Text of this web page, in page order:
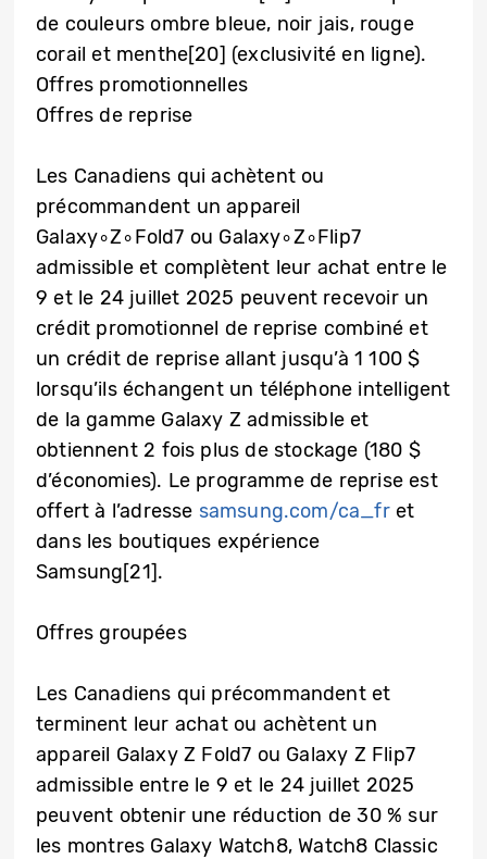
de couleurs ombre bleue, noir jais, rouge
corail et menthe[20] (exclusivité en ligne).
Offres promotionnelles
Offres de reprise
Les Canadiens qui achètent ou
précommandent un appareil
Galaxy∘Z∘Fold7 ou Galaxy∘Z∘Flip7
admissible et complètent leur achat entre le
9 et le 24 juillet 2025 peuvent recevoir un
crédit promotionnel de reprise combiné et
un crédit de reprise allant jusqu’à 1 100 $
lorsqu’ils échangent un téléphone intelligent
de la gamme Galaxy Z admissible et
obtiennent 2 fois plus de stockage (180 $
d’économies). Le programme de reprise est
offert à l’adresse samsung.com/ca_fret
dans les boutiques expérience
Samsung[21].
Offres groupées
Les Canadiens qui précommandent et
terminent leur achat ou achètent un
appareil Galaxy Z Fold7 ou Galaxy Z Flip7
admissible entre le 9 et le 24 juillet 2025
peuvent obtenir une réduction de 30 % sur
les montres Galaxy Watch8, Watch8 Classic